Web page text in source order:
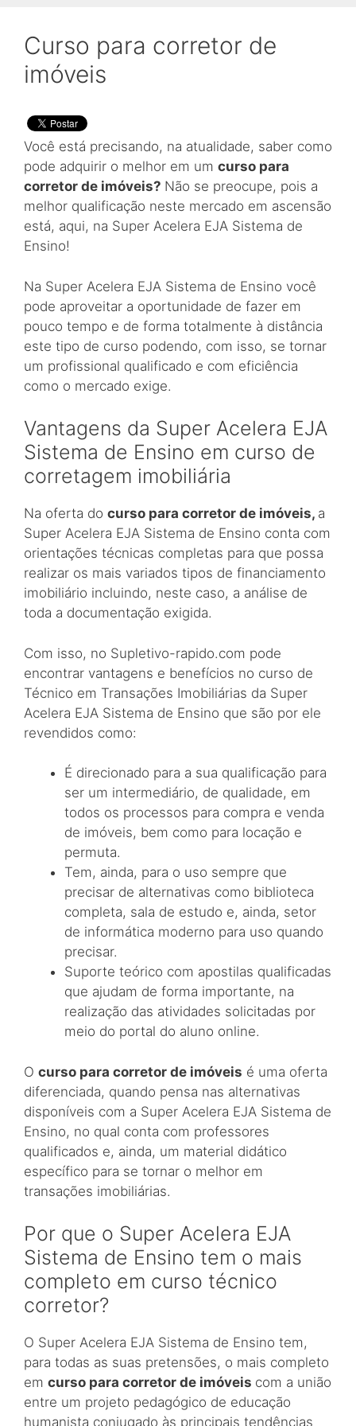
Curso para corretor de
imóveis
Você está precisando, na atualidade, saber como
pode adquirir o melhor em um curso para
corretor de imóveis? Não se preocupe, pois a
melhor qualificação neste mercado em ascensão
está, aqui, na Super Acelera EJA Sistema de
Ensino!
Na Super Acelera EJA Sistema de Ensino você
pode aproveitar a oportunidade de fazer em
pouco tempo e de forma totalmente à distância
este tipo de curso podendo, com isso, se tornar
um profissional qualificado e com eficiência
como o mercado exige.
Vantagens da Super Acelera EJA
Sistema de Ensino em curso de
corretagem imobiliária
Na oferta do curso para corretor de imóveis, a
Super Acelera EJA Sistema de Ensino conta com
orientações técnicas completas para que possa
realizar os mais variados tipos de financiamento
imobiliário incluindo, neste caso, a análise de
toda a documentação exigida.
Com isso, no Supletivo-rapido.com pode
encontrar vantagens e benefícios no curso de
Técnico em Transações Imobiliárias da Super
Acelera EJA Sistema de Ensino que são por ele
revendidos como:
É direcionado para a sua qualificação para
ser um intermediário, de qualidade, em
todos os processos para compra e venda
de imóveis, bem como para locação e
permuta.
Tem, ainda, para o uso sempre que
precisar de alternativas como biblioteca
completa, sala de estudo e, ainda, setor
de informática moderno para uso quando
precisar.
Suporte teórico com apostilas qualificadas
que ajudam de forma importante, na
realização das atividades solicitadas por
meio do portal do aluno online.
O curso para corretor de imóveis é uma oferta
diferenciada, quando pensa nas alternativas
disponíveis com a Super Acelera EJA Sistema de
Ensino, no qual conta com professores
qualificados e, ainda, um material didático
específico para se tornar o melhor em
transações imobiliárias.
Por que o Super Acelera EJA
Sistema de Ensino tem o mais
completo em curso técnico
corretor?
O Super Acelera EJA Sistema de Ensino tem,
para todas as suas pretensões, o mais completo
em curso para corretor de imóveis com a união
entre um projeto pedagógico de educação
humanista conjugado às principais tendências